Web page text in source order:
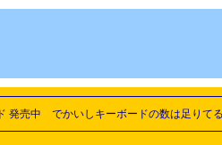
発売中 でかいしキーボードの数は足りて